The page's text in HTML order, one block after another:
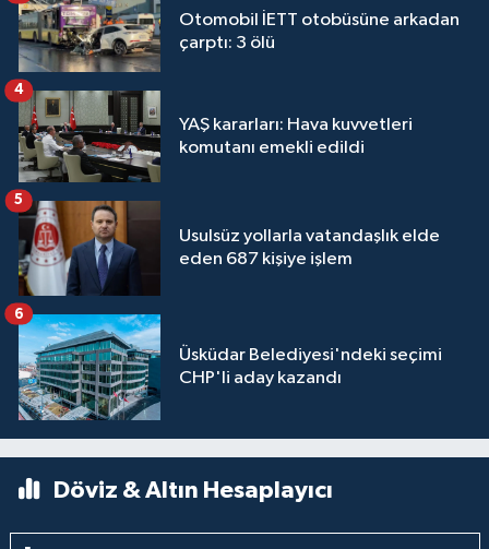
Otomobil İETT otobüsüne arkadan
çarptı: 3 ölü
YAŞ kararları: Hava kuvvetleri
komutanı emekli edildi
4
Usulsüz yollarla vatandaşlık elde
eden 687 kişiye işlem
5
Üsküdar Belediyesi'ndeki seçimi
CHP'li aday kazandı
6
Döviz & Altın Hesaplayıcı